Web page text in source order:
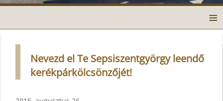
≡
Nevezd el Te Sepsiszentgyörgy leendő
kerékpárkölcsönzőjét!